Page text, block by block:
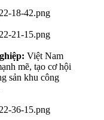
Việt Nam
mẽ, tạo cơ hội
sản khu công